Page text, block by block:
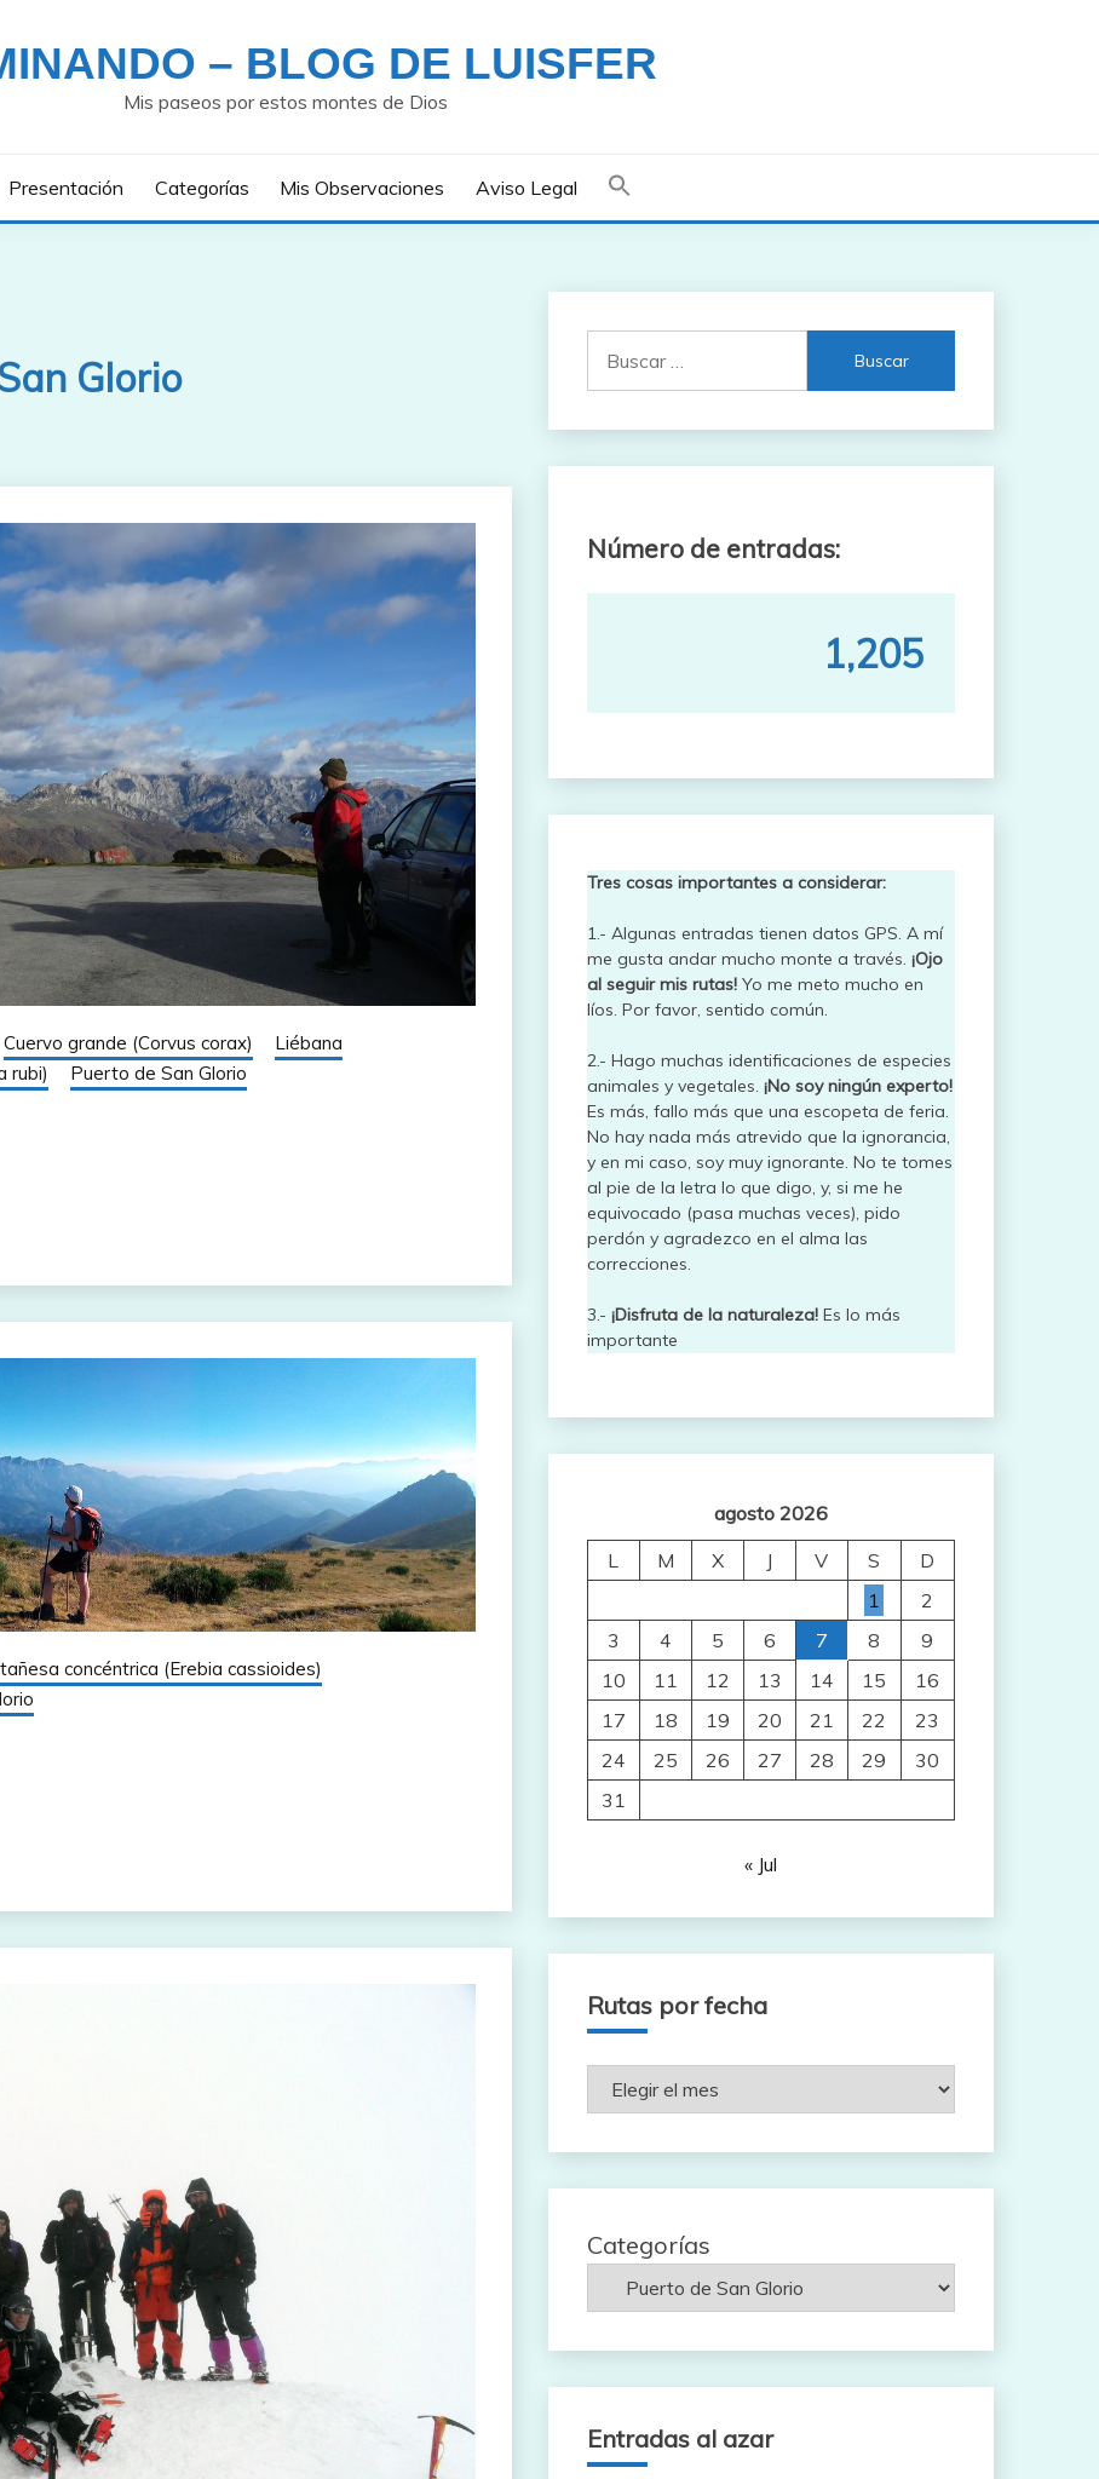
– BLOG DE LUISFER
Mis paseos por estos montes de Dios
Presentación Categorías Mis Observaciones Aviso Legal
Glorio
Cuervo grande (Corvus corax)
Liébana
rubi) Puerto de San Glorio
concéntrica (Erebia cassioides)
Número de entradas:
1,205
Tres cosas importantes a considerar:
1.- Algunas entradas tienen datos GPS. A mí
me gusta andar mucho monte a través. ¡Ojo
al seguir mis rutas!Yo me meto mucho en
líos. Por favor, sentido común.
2.- Hago muchas identificaciones de especies
animales y vegetales. ¡No soy ningún experto!
Es más, fallo más que una escopeta de feria.
No hay nada más atrevido que la ignorancia,
y en mi caso, soy muy ignorante. No te tomes
al pie de la letra lo que digo, y, si me he
equivocado (pasa muchas veces), pido
perdón y agradezco en el alma las
correcciones.
3.- ¡Disfruta de la naturaleza!Es lo más
importante
agosto 2026
L
M X J V S
D
1
2
3
4 5 6 7 8
9
10
11 12 13 14 15
16
17
18 19 20 21 22
23
24
25 26 27 28 29
30
31
« Jul
Rutas por fecha
Rutas
Categorías
Entradas al azar